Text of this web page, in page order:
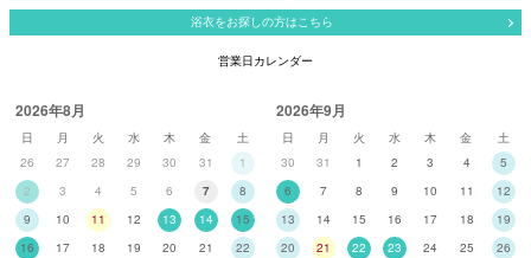
浴衣をお探しの方はこちら
営業日カレンダー
2026年8月
日 月 火 水 木 金
土
26
27 28 29 30 31
1
2
3 4 5 6 7
8
9
10 11 12 13 14
15
16
17 18 19 20 21
22
2026年9月
日 月 火 水 木 金
土
30
31 1 2 3 4
5
6
7 8 9 10 11
12
13
14 15 16 17 18
19
20
21 22 23 24 25
26